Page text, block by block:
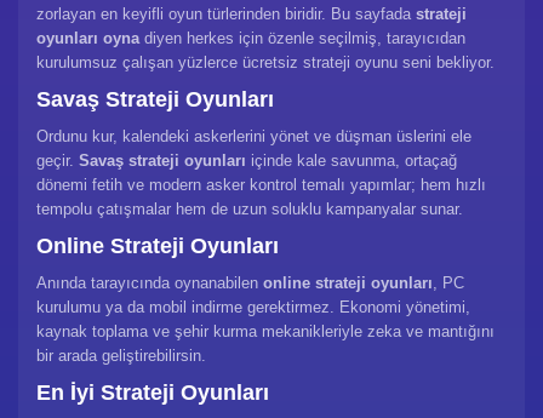
zorlayan en keyifli oyun türlerinden biridir. Bu sayfada strateji
oyunları oynadiyen herkes için özenle seçilmiş, tarayıcıdan
kurulumsuz çalışan yüzlerce ücretsiz strateji oyunu seni bekliyor.
Savaş Strateji Oyunları
Ordunu kur, kalendeki askerlerini yönet ve düşman üslerini ele
geçir. Savaş strateji oyunları içinde kale savunma, ortaçağ
dönemi fetih ve modern asker kontrol temalı yapımlar; hem hızlı
tempolu çatışmalar hem de uzun soluklu kampanyalar sunar.
Online Strateji Oyunları
Anında tarayıcında oynanabilen online strateji oyunları, PC
kurulumu ya da mobil indirme gerektirmez. Ekonomi yönetimi,
kaynak toplama ve şehir kurma mekanikleriyle zeka ve mantığını
bir arada geliştirebilirsin.
En İyi Strateji Oyunları